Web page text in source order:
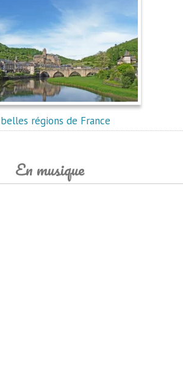
régions de France
En musique